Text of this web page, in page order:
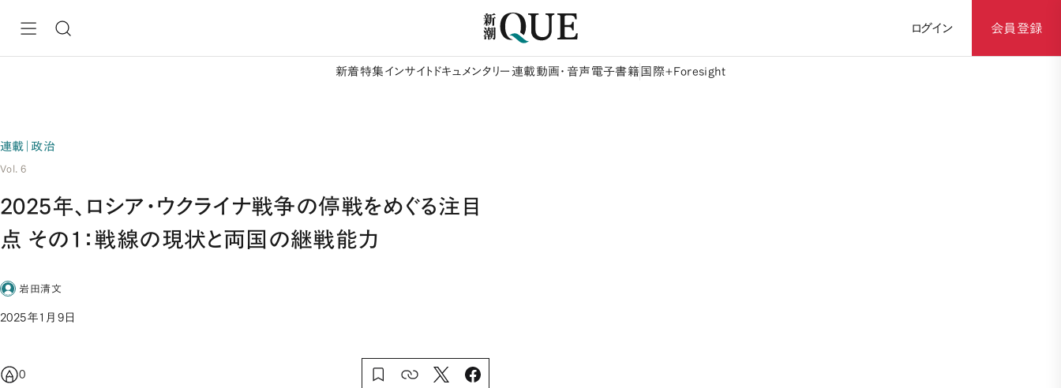
ログイン 会員登録
新着特集 インサイト ドキュメンタリー 連載動画・音声 電子書籍 国際+Foresight
連載｜政治
Vol. 6
2025年、ロシア・ウクライナ戦争の停戦をめぐる注目
点 その1：戦線の現状と両国の継戦能力
岩田清文
2025年1月9日
0